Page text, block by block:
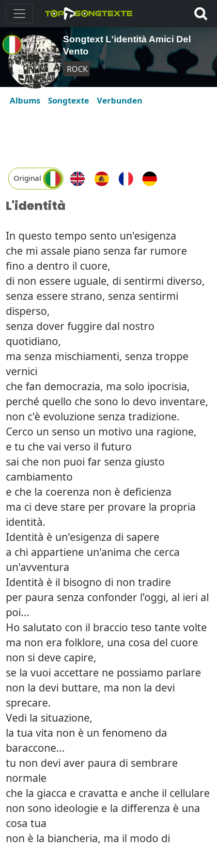
Songtext L'identità Amici Del
Vento
ROCK
Albums Songtexte Verbunden
Original
L'identità
In questo tempo sento un'esigenza
che mi assale piano senza far rumore
fino a dentro il cuore,
di non essere uguale, di sentirmi diverso,
senza essere strano, senza sentirmi
disperso,
senza dover fuggire dal nostro
quotidiano,
ma senza mischiamenti, senza troppe
vernici
che fan democrazia, ma solo ipocrisia,
perché quello che sono lo devo inventare,
non c'è evoluzione senza tradizione.
Cerco un senso un motivo una ragione,
e tu che vai verso il futuro
sai che non puoi far senza giusto
cambiamento
e che la coerenza non è deficienza
ma ci deve stare per provare la propria
identità.
Identità è un'esigenza di sapere
a chi appartiene un'anima che cerca
un'avventura
Identità è il bisogno di non tradire
per paura senza confonder l'oggi, al ieri al
poi...
Ho salutato con il braccio teso tante volte
ma non era folklore, una cosa del cuore
non si deve capire,
se la vuoi accettare ne possiamo parlare
non la devi buttare, ma non la devi
sprecare.
Vedi la situazione,
la tua vita non è un fenomeno da
baraccone...
tu non devi aver paura di sembrare
normale
che la giacca e cravatta e anche il cellulare
non sono ideologie e la differenza è una
cosa tua
non è la biancheria, ma il modo di